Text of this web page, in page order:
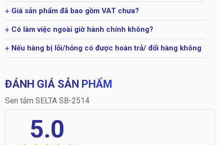
Giá sản phẩm đã bao gồm VAT chưa?
Có làm việc ngoài giờ hành chính không?
Nếu hàng bị lỗi/hỏng có được hoàn trả/ đổi hàng không
ĐÁNH GIÁ SẢN PHẨM
Sen tắm SELTA SB-2514
5.0